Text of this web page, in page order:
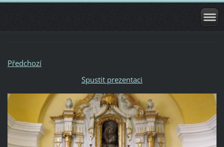
Předchozí
Spustit prezentaci